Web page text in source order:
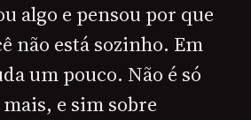
algo e pensou por que
não está sozinho. Em
um pouco. Não é só
e sim sobre